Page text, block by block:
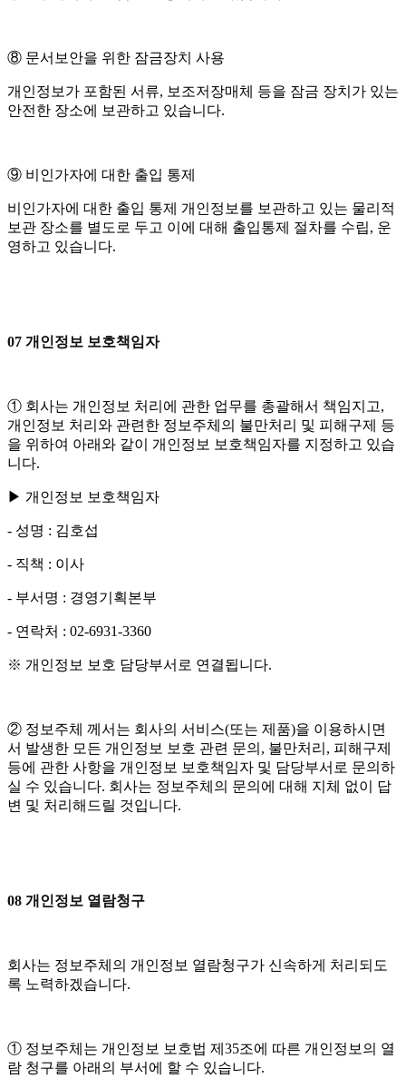
⑧ 문서보안을 위한 잠금장치 사용
개인정보가 포함된 서류, 보조저장매체 등을 잠금 장치가 있는
안전한 장소에 보관하고 있습니다.
⑨ 비인가자에 대한 출입 통제
비인가자에 대한 출입 통제 개인정보를 보관하고 있는 물리적
보관 장소를 별도로 두고 이에 대해 출입통제 절차를 수립, 운
영하고 있습니다.
07 개인정보 보호책임자
① 회사는 개인정보 처리에 관한 업무를 총괄해서 책임지고,
개인정보 처리와 관련한 정보주체의 불만처리 및 피해구제 등
을 위하여 아래와 같이 개인정보 보호책임자를 지정하고 있습
니다.
▶ 개인정보 보호책임자
- 성명 : 김호섭
- 직책 : 이사
- 부서명 : 경영기획본부
- 연락처 : 02-6931-3360
※ 개인정보 보호 담당부서로 연결됩니다.
② 정보주체 께서는 회사의 서비스(또는 제품)을 이용하시면
서 발생한 모든 개인정보 보호 관련 문의, 불만처리, 피해구제
등에 관한 사항을 개인정보 보호책임자 및 담당부서로 문의하
실 수 있습니다. 회사는 정보주체의 문의에 대해 지체 없이 답
변 및 처리해드릴 것입니다.
08 개인정보 열람청구
회사는 정보주체의 개인정보 열람청구가 신속하게 처리되도
록 노력하겠습니다.
① 정보주체는 개인정보 보호법 제35조에 따른 개인정보의 열
람 청구를 아래의 부서에 할 수 있습니다.